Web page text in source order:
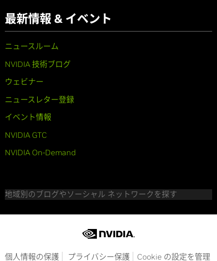
最新情報 & イベント
ニュースルーム
NVIDIA 技術ブログ
ウェビナー
ニュースレター登録
イベント情報
NVIDIA GTC
NVIDIA On-Demand
地域別のブログやソーシャル ネットワークを探す
個人情報の保護 プライバシー保護 Cookie の設定を管理